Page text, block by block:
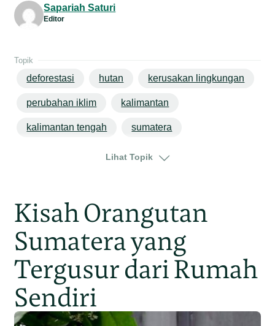
Sapariah Saturi
Editor
Topik
deforestasi hutan kerusakan lingkungan
perubahan iklim kalimantan
kalimantan tengah sumatera
Lihat Topik
Kisah Orangutan
Sumatera yang
Tergusur dari Rumah
Sendiri